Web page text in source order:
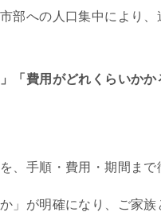
部への人口集中により
「費用がどれくらいか
、手順・費用・期間まで
」が明確になり、ご家